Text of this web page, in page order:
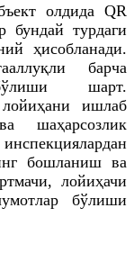
олдида QR
турдаги
ҳисобланади.
барча
шарт.
ишлаб
шаҳарсозлик
бошланиш ва
лойиҳачи
бўлиши